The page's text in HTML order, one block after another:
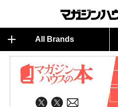
All Brands